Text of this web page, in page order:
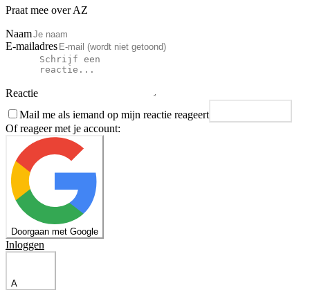
Praat mee over AZ
Naam
E-mailadres
Reactie
Mail me als iemand op mijn reactie reageert
Of reageer met je account:
Doorgaan met Google
Inloggen
A